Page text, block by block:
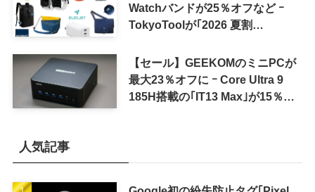
Watchバンドが25％オフなど ｰ
TokyoToolが｢2026 夏割
【セール】GEEKOMのミニPCが
最大23％オフに ｰ Core Ultra 9
185H搭載の｢IT13 Max｣が15％オ
人気記事